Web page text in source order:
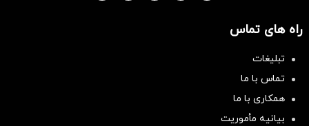
راه های تماس
تبلیغات
تماس با ما
همکاری با ما
بیانیه مأموریت